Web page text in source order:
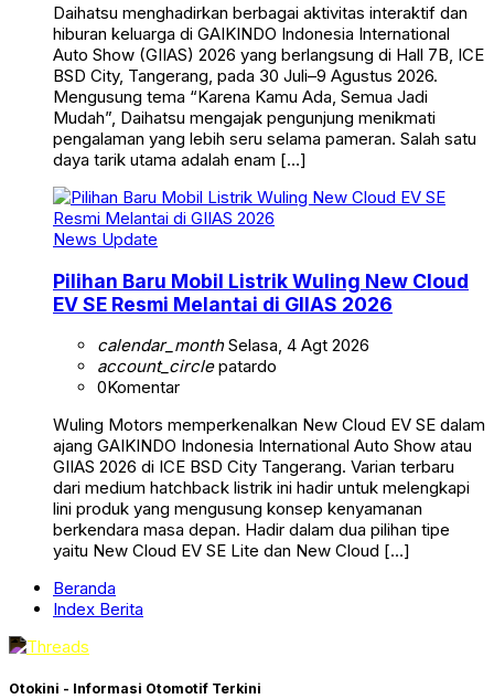
Daihatsu menghadirkan berbagai aktivitas interaktif dan
hiburan keluarga di GAIKINDO Indonesia International
Auto Show (GIIAS) 2026 yang berlangsung di Hall 7B, ICE
BSD City, Tangerang, pada 30 Juli–9 Agustus 2026.
Mengusung tema “Karena Kamu Ada, Semua Jadi
Mudah”, Daihatsu mengajak pengunjung menikmati
pengalaman yang lebih seru selama pameran. Salah satu
daya tarik utama adalah enam […]
News Update
Pilihan Baru Mobil Listrik Wuling New Cloud
EV SE Resmi Melantai di GIIAS 2026
calendar_monthSelasa, 4 Agt 2026
account_circlepatardo
0Komentar
Wuling Motors memperkenalkan New Cloud EV SE dalam
ajang GAIKINDO Indonesia International Auto Show atau
GIIAS 2026 di ICE BSD City Tangerang. Varian terbaru
dari medium hatchback listrik ini hadir untuk melengkapi
lini produk yang mengusung konsep kenyamanan
berkendara masa depan. Hadir dalam dua pilihan tipe
yaitu New Cloud EV SE Lite dan New Cloud […]
Beranda
Index Berita
Otokini - Informasi Otomotif Terkini